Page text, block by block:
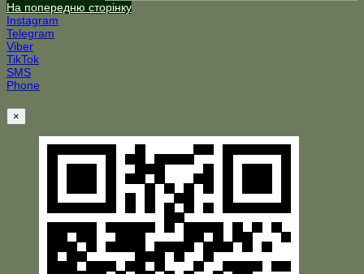
На попередню сторінку
Instagram
Telegram
Viber
TikTok
SMS
Phone
×